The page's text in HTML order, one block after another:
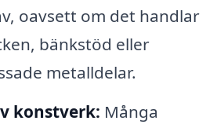
oavsett om det handlar
bänkstöd eller
metalldelar.
konstverk: Många